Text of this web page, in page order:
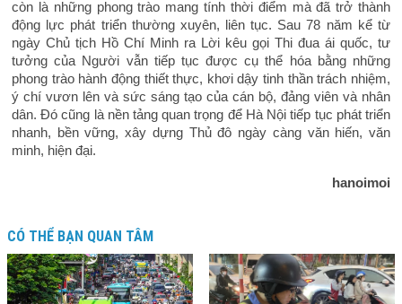
còn là những phong trào mang tính thời điểm mà đã trở thành
động lực phát triển thường xuyên, liên tục. Sau 78 năm kể từ
ngày Chủ tịch Hồ Chí Minh ra Lời kêu gọi Thi đua ái quốc, tư
tưởng của Người vẫn tiếp tục được cụ thể hóa bằng những
phong trào hành động thiết thực, khơi dậy tinh thần trách nhiệm,
ý chí vươn lên và sức sáng tạo của cán bộ, đảng viên và nhân
dân. Đó cũng là nền tảng quan trọng để Hà Nội tiếp tục phát triển
nhanh, bền vững, xây dựng Thủ đô ngày càng văn hiến, văn
minh, hiện đại.
hanoimoi
CÓ THỂ BẠN QUAN TÂM